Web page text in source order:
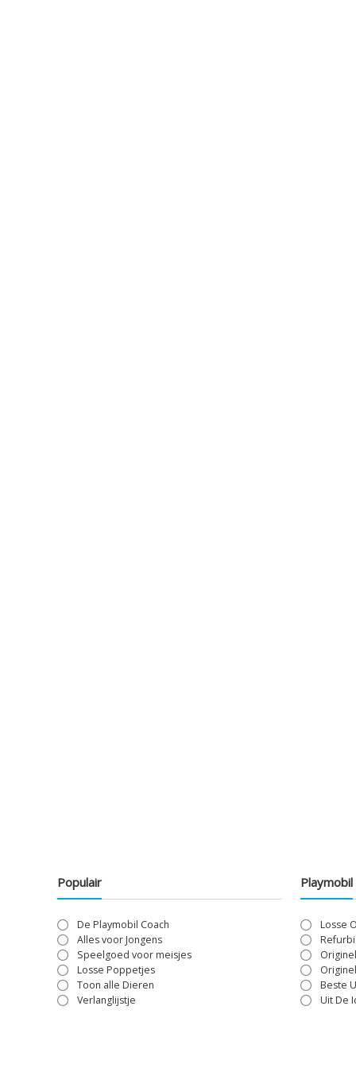
Populair
De Playmobil Coach
Alles voor Jongens
Speelgoed voor meisjes
Losse Poppetjes
Toon alle Dieren
Verlanglijstje
Playmobil
Losse
Beste
Uit De